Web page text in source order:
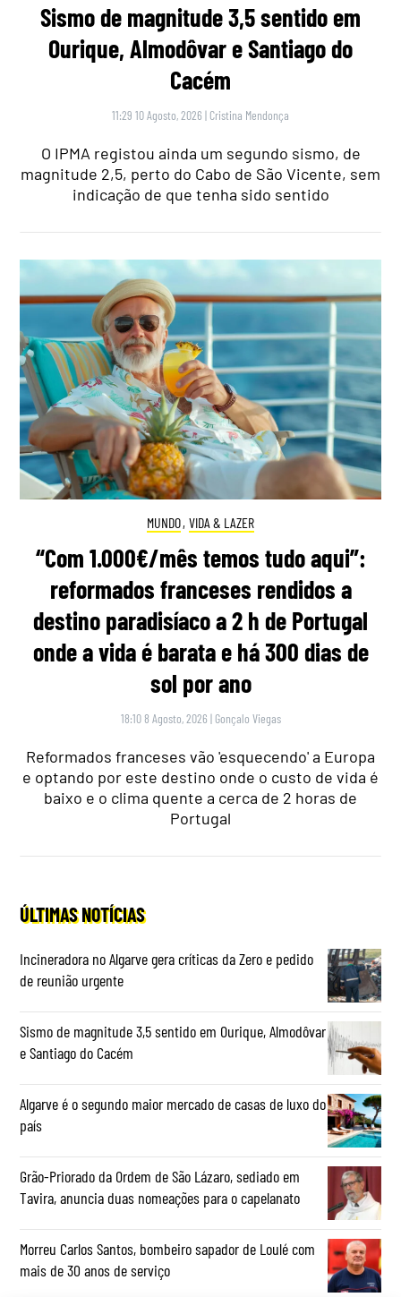
Sismo de magnitude 3,5 sentido em
Ourique, Almodôvar e Santiago do
Cacém
11:29 10 Agosto, 2026 | Cristina Mendonça
O IPMA registou ainda um segundo sismo, de
magnitude 2,5, perto do Cabo de São Vicente, sem
indicação de que tenha sido sentido
MUNDO, VIDA & LAZER
“Com 1.000€/mês temos tudo aqui”:
reformados franceses rendidos a
destino paradisíaco a 2 h de Portugal
onde a vida é barata e há 300 dias de
sol por ano
18:10 8 Agosto, 2026 | Gonçalo Viegas
Reformados franceses vão 'esquecendo' a Europa
e optando por este destino onde o custo de vida é
baixo e o clima quente a cerca de 2 horas de
Portugal
ÚLTIMAS NOTÍCIAS
Incineradora no Algarve gera críticas da Zero e pedido
de reunião urgente
Sismo de magnitude 3,5 sentido em Ourique, Almodôvar
e Santiago do Cacém
Algarve é o segundo maior mercado de casas de luxo do
país
Grão-Priorado da Ordem de São Lázaro, sediado em
Tavira, anuncia duas nomeações para o capelanato
Morreu Carlos Santos, bombeiro sapador de Loulé com
mais de 30 anos de serviço